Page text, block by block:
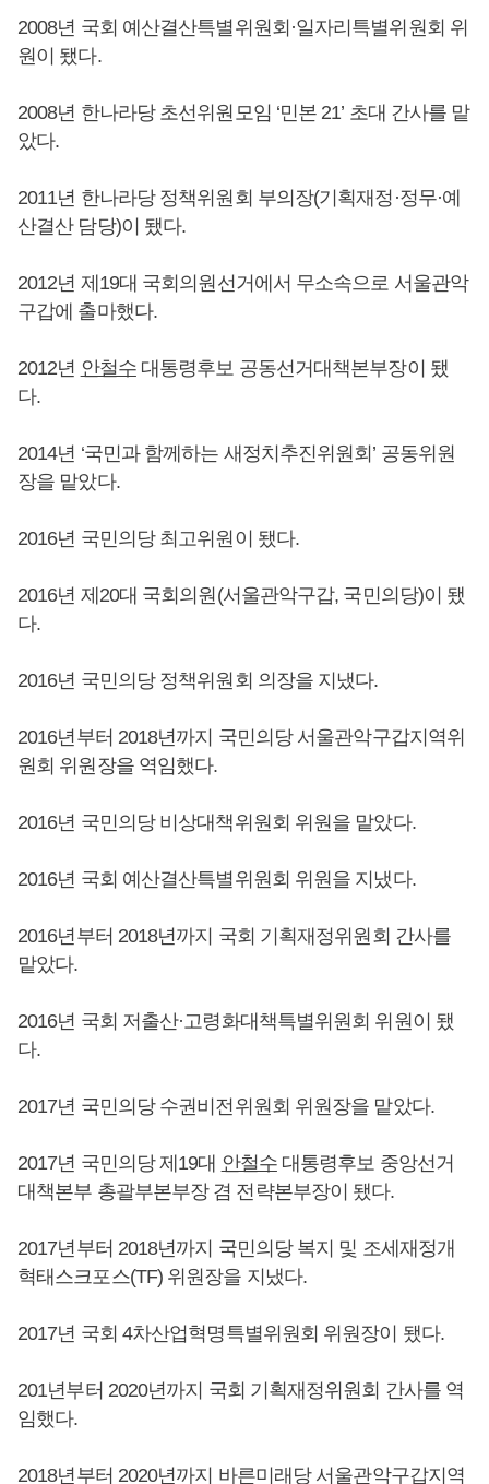
2008년 국회 예산결산특별위원회·일자리특별위원회 위
원이 됐다.
2008년 한나라당 초선위원모임 ‘민본 21’ 초대 간사를 맡
았다.
2011년 한나라당 정책위원회 부의장(기획재정·정무·예
산결산 담당)이 됐다.
2012년 제19대 국회의원선거에서 무소속으로 서울관악
구갑에 출마했다.
2012년 안철수대통령후보 공동선거대책본부장이 됐
다.
2014년 ‘국민과 함께하는 새정치추진위원회’ 공동위원
장을 맡았다.
2016년 국민의당 최고위원이 됐다.
2016년 제20대 국회의원(서울관악구갑, 국민의당)이 됐
다.
2016년 국민의당 정책위원회 의장을 지냈다.
2016년부터 2018년까지 국민의당 서울관악구갑지역위
원회 위원장을 역임했다.
2016년 국민의당 비상대책위원회 위원을 맡았다.
2016년 국회 예산결산특별위원회 위원을 지냈다.
2016년부터 2018년까지 국회 기획재정위원회 간사를
맡았다.
2016년 국회 저출산·고령화대책특별위원회 위원이 됐
다.
2017년 국민의당 수권비전위원회 위원장을 맡았다.
2017년 국민의당 제19대 안철수대통령후보 중앙선거
대책본부 총괄부본부장 겸 전략본부장이 됐다.
2017년부터 2018년까지 국민의당 복지 및 조세재정개
혁태스크포스(TF) 위원장을 지냈다.
2017년 국회 4차산업혁명특별위원회 위원장이 됐다.
201년부터 2020년까지 국회 기획재정위원회 간사를 역
임했다.
2018년부터 2020년까지 바른미래당 서울관악구갑지역